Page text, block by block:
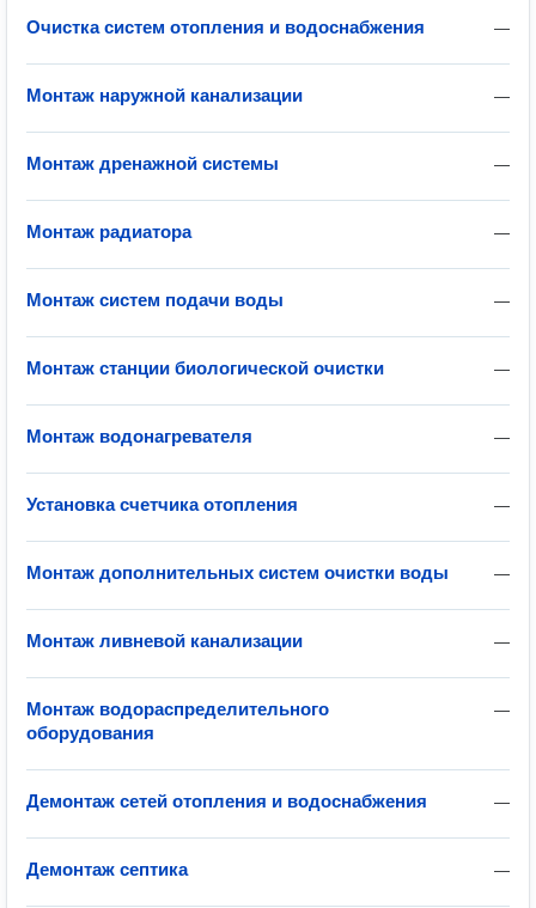
—
Очистка систем отопления и водоснабжения
—
Монтаж наружной канализации
—
Монтаж дренажной системы
—
Монтаж радиатора
—
Монтаж систем подачи воды
—
Монтаж станции биологической очистки
—
Монтаж водонагревателя
—
Установка счетчика отопления
—
Монтаж дополнительных систем очистки воды
—
Монтаж ливневой канализации
—
Монтаж водораспределительного
оборудования
—
Демонтаж сетей отопления и водоснабжения
—
Демонтаж септика